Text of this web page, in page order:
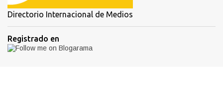
Directorio Internacional de Medios
Registrado en